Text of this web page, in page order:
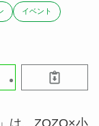
イベント